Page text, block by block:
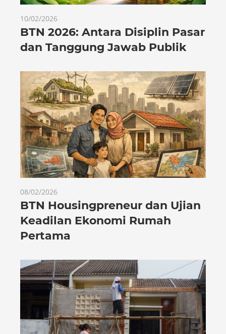
10/02/2026
BTN 2026: Antara Disiplin Pasar
dan Tanggung Jawab Publik
08/02/2026
BTN Housingpreneur dan Ujian
Keadilan Ekonomi Rumah
Pertama